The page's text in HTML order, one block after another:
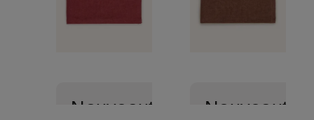
Nouveautés Nouveautés